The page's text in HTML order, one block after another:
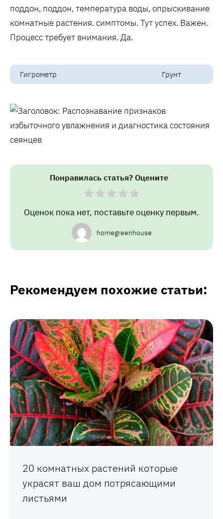
поддон, поддон, температура воды, опрыскивание
комнатные растения. симптомы. Тут успех. Важен.
Процесс требует внимания. Да.
Гигрометр Грунт
Понравилась статья? Оцените
Оценок пока нет, поставьте оценку первым.
homegreenhouse
Рекомендуем похожие статьи:
20 комнатных растений которые
украсят ваш дом потрясающими
листьями